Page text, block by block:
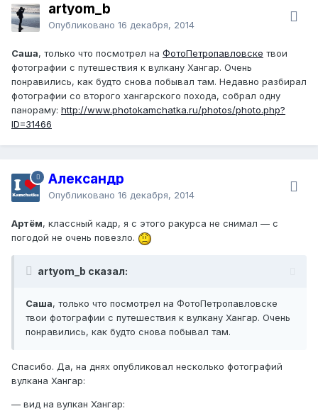
artyom_b
Опубликовано 16 декабря, 2014
Саша, только что посмотрел на ФотоПетропавловске твои
фотографии с путешествия к вулкану Хангар. Очень
понравились, как будто снова побывал там. Недавно разбирал
фотографии со второго хангарского похода, собрал одну
панораму: http://www.photokamchatka.ru/photos/photo.php?
ID=31466
Александр
Опубликовано 16 декабря, 2014
Артём, классный кадр, я с этого ракурса не снимал — с
погодой не очень повезло.
artyom_b сказал:
Саша, только что посмотрел на ФотоПетропавловске
твои фотографии с путешествия к вулкану Хангар. Очень
понравились, как будто снова побывал там.
Спасибо. Да, на днях опубликовал несколько фотографий
вулкана Хангар:
— вид на вулкан Хангар: